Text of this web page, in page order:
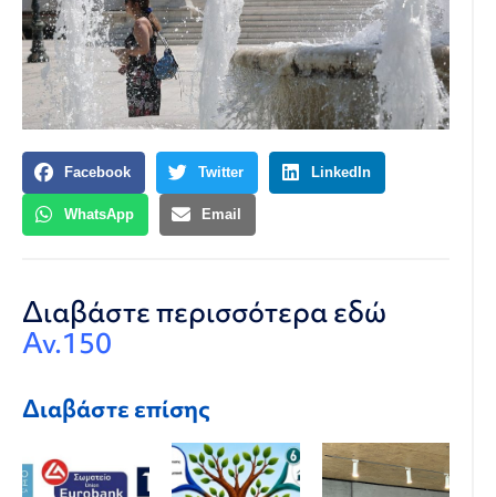
Facebook Twitter LinkedIn
WhatsApp Email
Διαβάστε περισσότερα εδώ
Αν.150
Διαβάστε επίσης